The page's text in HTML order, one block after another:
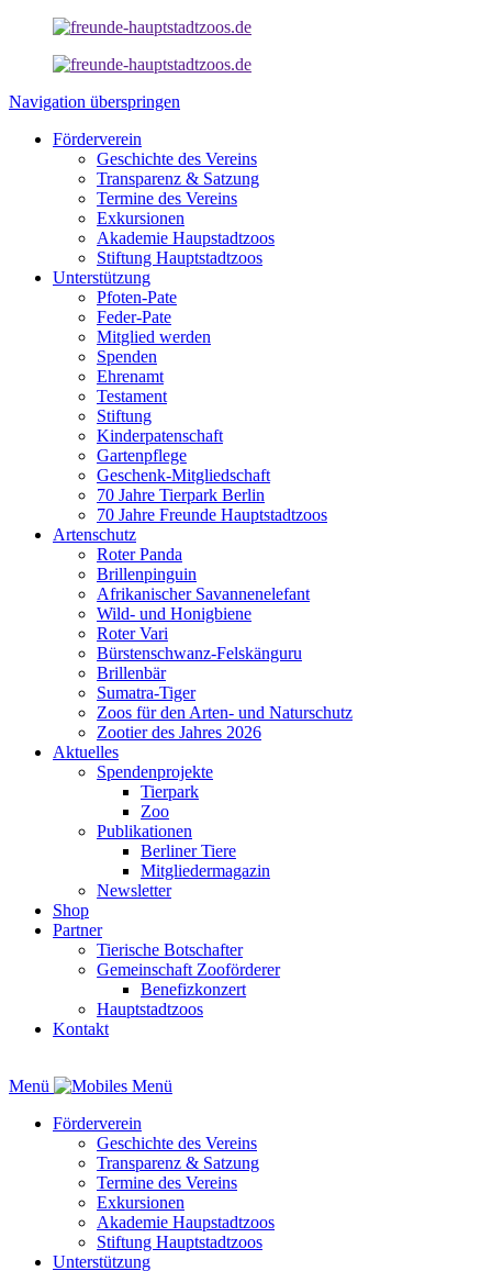
Navigation überspringen
Förderverein
Geschichte des Vereins
Transparenz & Satzung
Termine des Vereins
Exkursionen
Akademie Haupstadtzoos
Stiftung Hauptstadtzoos
Unterstützung
Pfoten-Pate
Feder-Pate
Mitglied werden
Spenden
Ehrenamt
Testament
Stiftung
Kinderpatenschaft
Gartenpflege
Geschenk-Mitgliedschaft
70 Jahre Tierpark Berlin
70 Jahre Freunde Hauptstadtzoos
Artenschutz
Roter Panda
Brillenpinguin
Afrikanischer Savannenelefant
Wild- und Honigbiene
Roter Vari
Bürstenschwanz-Felskänguru
Brillenbär
Sumatra-Tiger
Zoos für den Arten- und Naturschutz
Zootier des Jahres 2026
Aktuelles
Spendenprojekte
Tierpark
Zoo
Publikationen
Berliner Tiere
Mitgliedermagazin
Newsletter
Shop
Partner
Tierische Botschafter
Gemeinschaft Zooförderer
Benefizkonzert
Hauptstadtzoos
Kontakt
Menü
Förderverein
Geschichte des Vereins
Transparenz & Satzung
Termine des Vereins
Exkursionen
Akademie Haupstadtzoos
Stiftung Hauptstadtzoos
Unterstützung